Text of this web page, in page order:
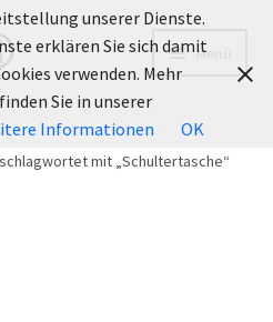
Menü
mit „Schultertasche“
unserer Dienste.
erklären Sie sich damit
verwenden. Mehr
Sie in unserer
Informationen OK